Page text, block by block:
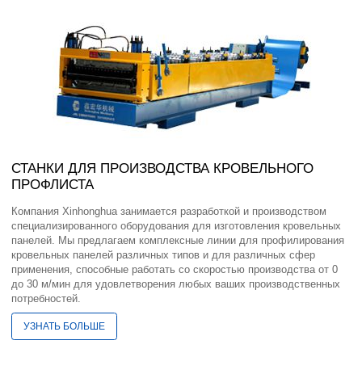
СТАНКИ ДЛЯ ПРОИЗВОДСТВА КРОВЕЛЬНОГО
ПРОФЛИСТА
Компания Xinhonghua занимается разработкой и производством
специализированного оборудования для изготовления кровельных
панелей. Мы предлагаем комплексные линии для профилирования
кровельных панелей различных типов и для различных сфер
применения, способные работать со скоростью производства от 0
до 30 м/мин для удовлетворения любых ваших производственных
потребностей.
УЗНАТЬ БОЛЬШЕ